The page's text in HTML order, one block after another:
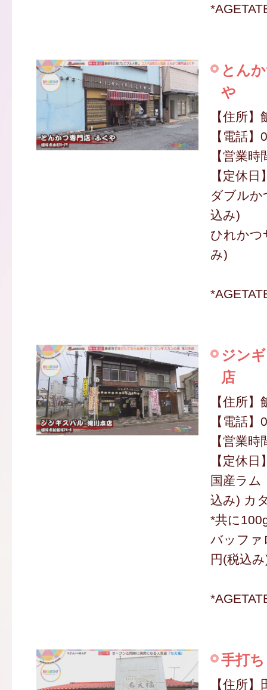
とん
や
【住所
【電話
【営業
【定休
ダブルか
込み)
ひれかつ
み)
ジン
店
【住所
【電話
【営業
【定休
国産ラム
込み) カ
*共に
バッファ
円(税込
手打
【住所